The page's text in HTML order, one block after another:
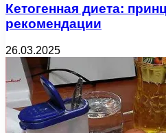
Кетогенная диета:
рекомендации
26.03.2025